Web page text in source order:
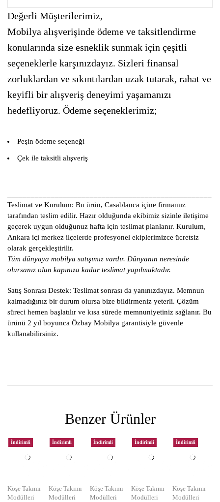
Değerli Müşterilerimiz,
Mobilya alışverişinde ödeme ve taksitlendirme
konularında size esneklik sunmak için çeşitli
seçeneklerle karşınızdayız. Sizleri finansal
zorluklardan ve sıkıntılardan uzak tutarak, rahat ve
keyifli bir alışveriş deneyimi yaşamanızı
hedefliyoruz. Ödeme seçeneklerimiz;
Peşin ödeme seçeneği
Çek ile taksitli alışveriş
Teslimat ve Kurulum: Bu ürün, Casablanca içine firmamız
tarafından teslim edilir. Hazır olduğunda ekibimiz sizinle iletişime
geçerek uygun olduğunuz hafta için teslimat planlanır. Kurulum,
Ankara içi merkez ilçelerde profesyonel ekiplerimizce ücretsiz
olarak gerçekleştirilir.
Tüm dünyaya mobilya satışımız vardır. Dünyanın neresinde
olursanız olun kapınıza kadar teslimat yapılmaktadır.
Satış Sonrası Destek: Teslimat sonrası da yanınızdayız. Memnun
kalmadığınız bir durum olursa bize bildirmeniz yeterli. Çözüm
süreci hemen başlatılır ve kısa sürede memnuniyetiniz sağlanır. Bu
ürünü 2 yıl boyunca Özbay Mobilya garantisiyle güvenle
kullanabilirsiniz.
Benzer Ürünler
İndirimli
Köşe Takımı
Modülleri
İndirimli
Köşe Takımı
Modülleri
İndirimli
Köşe Takımı
Modülleri
İndirimli
Köşe Takımı
Modülleri
İndirimli
Köşe Takımı
Modülleri